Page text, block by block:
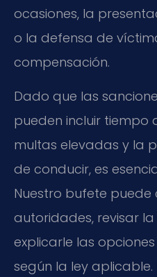
ocasiones, la
o la defensa de
compensación.
Dado que las
pueden incluir tiempo
multas elevadas y la
de conducir, es
Nuestro bufete
autoridades, revisar
explicarle las
según la ley aplicable.